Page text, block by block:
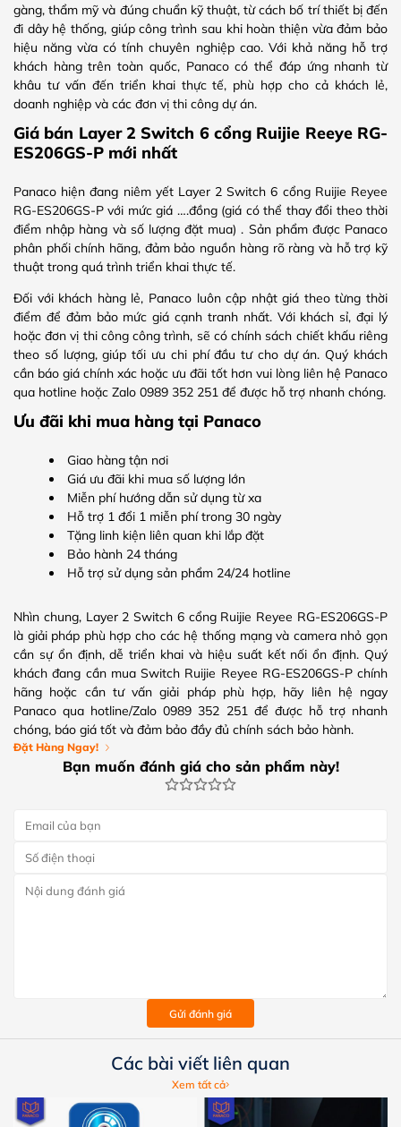
gàng, thẩm mỹ và đúng chuẩn kỹ thuật, từ cách bố trí thiết bị đến
đi dây hệ thống, giúp công trình sau khi hoàn thiện vừa đảm bảo
hiệu năng vừa có tính chuyên nghiệp cao. Với khả năng hỗ trợ
khách hàng trên toàn quốc, Panaco có thể đáp ứng nhanh từ
khâu tư vấn đến triển khai thực tế, phù hợp cho cả khách lẻ,
doanh nghiệp và các đơn vị thi công dự án.
Giá bán Layer 2 Switch 6 cổng Ruijie Reeye RG-
ES206GS-P mới nhất
Panaco hiện đang niêm yết Layer 2 Switch 6 cổng Ruijie Reyee
RG-ES206GS-P với mức giá ….đồng (giá có thể thay đổi theo thời
điểm nhập hàng và số lượng đặt mua) . Sản phẩm được Panaco
phân phối chính hãng, đảm bảo nguồn hàng rõ ràng và hỗ trợ kỹ
thuật trong quá trình triển khai thực tế.
Đối với khách hàng lẻ, Panaco luôn cập nhật giá theo từng thời
điểm để đảm bảo mức giá cạnh tranh nhất. Với khách sỉ, đại lý
hoặc đơn vị thi công công trình, sẽ có chính sách chiết khấu riêng
theo số lượng, giúp tối ưu chi phí đầu tư cho dự án. Quý khách
cần báo giá chính xác hoặc ưu đãi tốt hơn vui lòng liên hệ Panaco
qua hotline hoặc Zalo 0989 352 251 để được hỗ trợ nhanh chóng.
Ưu đãi khi mua hàng tại Panaco
Giao hàng tận nơi
Giá ưu đãi khi mua số lượng lớn
Miễn phí hướng dẫn sử dụng từ xa
Hỗ trợ 1 đổi 1 miễn phí trong 30 ngày
Tặng linh kiện liên quan khi lắp đặt
Bảo hành 24 tháng
Hỗ trợ sử dụng sản phẩm 24/24 hotline
Nhìn chung, Layer 2 Switch 6 cổng Ruijie Reyee RG-ES206GS-P
là giải pháp phù hợp cho các hệ thống mạng và camera nhỏ gọn
cần sự ổn định, dễ triển khai và hiệu suất kết nối ổn định. Quý
khách đang cần mua Switch Ruijie Reyee RG-ES206GS-P chính
hãng hoặc cần tư vấn giải pháp phù hợp, hãy liên hệ ngay
Panaco qua hotline/Zalo 0989 352 251 để được hỗ trợ nhanh
chóng, báo giá tốt và đảm bảo đầy đủ chính sách bảo hành.
Đặt Hàng Ngay!
Bạn muốn đánh giá cho sản phẩm này!
Gửi đánh giá
Các bài viết liên quan
Xem tất cả